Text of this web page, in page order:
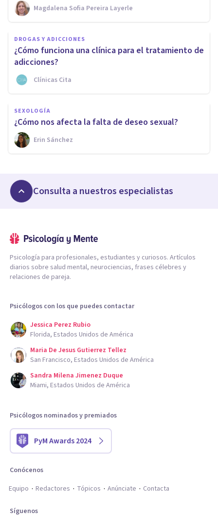
Magdalena Sofia Pereira Layerle
DROGAS Y ADICCIONES
¿Cómo funciona una clínica para el tratamiento de
adicciones?
Clínicas Cita
SEXOLOGÍA
¿Cómo nos afecta la falta de deseo sexual?
Erin Sánchez
Consulta a nuestros especialistas
Psicología para profesionales, estudiantes y curiosos. Artículos
diarios sobre salud mental, neurociencias, frases célebres y
relaciones de pareja.
Psicólogos con los que puedes contactar
Jessica Perez Rubio
Florida, Estados Unidos de América
Maria De Jesus Gutierrez Tellez
San Francisco, Estados Unidos de América
Sandra Milena Jimenez Duque
Miami, Estados Unidos de América
Psicólogos nominados y premiados
PyM Awards 2024
Conócenos
Equipo
Redactores Tópicos Anúnciate Contacta
Síguenos